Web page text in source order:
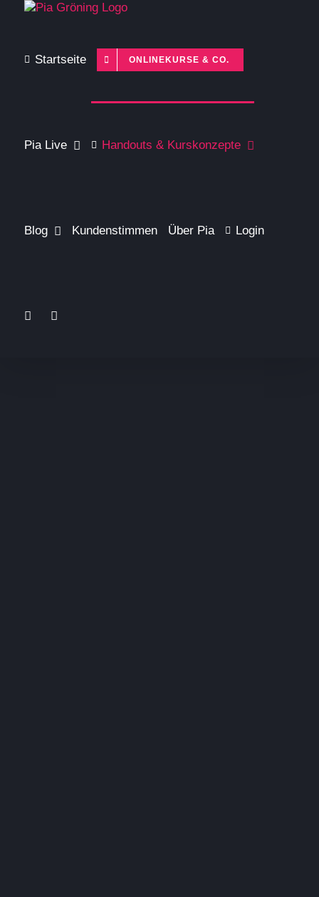
Startseite
ONLINEKURSE & CO.
Pia Live Handouts & Kurskonzepte
Blog Kundenstimmen Über Pia Login